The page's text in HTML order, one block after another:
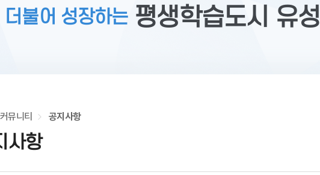
불어 성장하는 평생학습도시 유성
커뮤니티 공지사항
사항